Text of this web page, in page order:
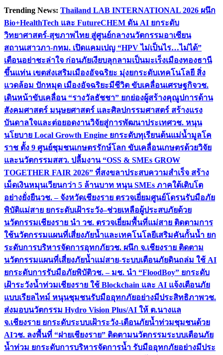
Skip
content
Trending News: Thailand LAB INTERNATIONAL 2026 ผนึก
Bio+HealthTech และ FutureCHEM ดัน AI ยกระดับ
วิทยาศาสตร์-สุขภาพไทย สู่ศูนย์กลางนวัตกรรมอาเซียน
สถานเสาวภา-กทม. เปิดแคมเปญ “HPV ไม่เป็นไร…ไม่ได้”
เตือนอย่าชะล่าใจ ก่อนภัยเงียบลุกลามเป็นมะเร็งเมืองทองธานี
ขึ้นแท่น เขตส่งเสริมเมืองอัจฉริยะ มุ่งยกระดับเทคโนโลยี สิ่ง
แวดล้อม ปักหมุด เมืองอัจฉริยะมีชีวิต ขับเคลื่อนเศรษฐกิจวช.
เดินหน้าขับเคลื่อน “รางวัลธัชชา” ยกย่องผู้สร้างคุณูปการด้าน
สังคมศาสตร์ มนุษยศาสตร์ และศิลปกรรมศาสตร์ สร้างแรง
บันดาลใจและต่อยอดงานวิจัยสู่การพัฒนาประเทศวช. หนุน
นโยบาย Local Growth Engine ยกระดับทุเรียนต้นแม่น้ำมูลโค
ราช ตั้ง 9 ศูนย์ชุมชนเกษตรรักษ์โลก ขับเคลื่อนเกษตรด้วยวิจัย
และนวัตกรรมสสว. ปลื้มงาน “OSS & SMEs GROW
TOGETHER FAIR 2026” ที่สงขลาประสบความสำเร็จ สร้าง
เม็ดเงินหมุนเวียนกว่า 5 ล้านบาท หนุน SMEs ภาคใต้เติบโต
อย่างยั่งยืนวช. – จังหวัดเชียงราย ตรวจเยี่ยมศูนย์โดรนรับมือภัย
พิบัติแม่สาย ยกระดับเฝ้าระวัง–ช่วยเหลือผู้ประสบภัยด้วย
นวัตกรรมเชียงราย นำ วช. ตรวจเยี่ยมพื้นที่แม่สาย ติดตามการ
ใช้นวัตกรรมแผนที่เสี่ยงภัยน้ำและเทคโนโลยีเสริมคันกั้นน้ำ ยก
ระดับการบริหารจัดการอุทกภัยวช. ผนึก จ.เชียงราย ติดตาม
นวัตกรรมแผนที่เสี่ยงภัยน้ำแม่สาย-ระบบเตือนภัยดินถล่ม ใช้ AI
ยกระดับการรับมือภัยพิบัติวช. – มช. นำ “FloodBoy” ยกระดับ
เฝ้าระวังน้ำท่วมเชียงราย ใช้ Blockchain และ AI แจ้งเตือนภัย
แบบเรียลไทม์ หนุนชุมชนรับมืออุทกภัยอย่างมีประสิทธิภาพวช.
ส่งมอบนวัตกรรม Hydro Vision Plus/AI ให้ ต.นางแล
จ.เชียงราย ยกระดับระบบเฝ้าระวัง-เตือนภัยน้ำท่วมชุมชนด้วย
AIวช. ลงพื้นที่ “ฝายเชียงราย” ติดตามนวัตกรรมระบบเตือนภัย
น้ำท่วม ยกระดับการบริหารจัดการน้ำ รับมืออุทกภัยอย่างมีประ